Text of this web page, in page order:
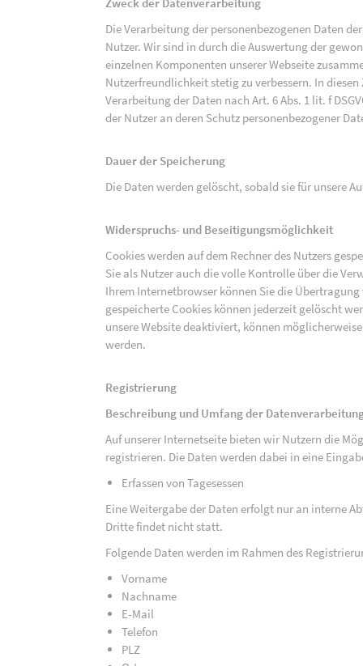
Die Verarbeitung der personenbezogenen Daten
Nutzer. Wir sind in durch die Auswertung der
einzelnen Komponenten unserer Webseite
Nutzerfreundlichkeit stetig zu verbessern. In
Verarbeitung der Daten nach Art. 6 Abs. 1 lit. f
der Nutzer an deren Schutz personenbezogener
Dauer der Speicherung
Die Daten werden gelöscht, sobald sie für unsere
Widerspruchs- und Beseitigungsmöglichkeit
Cookies werden auf dem Rechner des Nutzers
Sie als Nutzer auch die volle Kontrolle über die
Ihrem Internetbrowser können Sie die
gespeicherte Cookies können jederzeit gelöscht
unsere Website deaktiviert, können
werden.
Registrierung
Beschreibung und Umfang der
Auf unserer Internetseite bieten wir Nutzern die
registrieren. Die Daten werden dabei in eine
Erfassen von Tagesessen
Eine Weitergabe der Daten erfolgt nur an interne
Dritte findet nicht statt.
Folgende Daten werden im Rahmen des
Vorname
Nachname
E-Mail
Telefon
PLZ